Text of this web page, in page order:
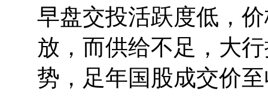
早盘交投活跃度低，
放，而供给不足，大
势，足年国股成交价